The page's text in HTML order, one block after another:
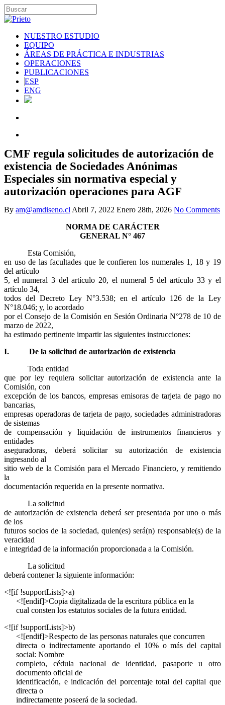
NUESTRO ESTUDIO
EQUIPO
ÁREAS DE PRÁCTICA E INDUSTRIAS
OPERACIONES
PUBLICACIONES
ESP
ENG
CMF regula solicitudes de autorización de
existencia de Sociedades Anónimas
Especiales sin normativa especial y
autorización operaciones para AGF
By am@amdiseno.clAbril 7, 2022 Enero 28th, 2026 No Comments
NORMA DE CARÁCTER
GENERAL N° 467
Esta Comisión,
en uso de las facultades que le confieren los numerales 1, 18 y 19
del artículo
5, el numeral 3 del artículo 20, el numeral 5 del artículo 33 y el
artículo 34,
todos del Decreto Ley N°3.538; en el artículo 126 de la Ley
N°18.046; y, lo acordado
por el Consejo de la Comisión en Sesión Ordinaria N°278 de 10 de
marzo de 2022,
ha estimado pertinente impartir las siguientes instrucciones:
I.
De la solicitud de autorización de existencia
Toda entidad
que por ley requiera solicitar autorización de existencia ante la
Comisión, con
excepción de los bancos, empresas emisoras de tarjeta de pago no
bancarias,
empresas operadoras de tarjeta de pago, sociedades administradoras
de sistemas
de compensación y liquidación de instrumentos financieros y
entidades
aseguradoras, deberá solicitar su autorización de existencia
ingresando al
sitio web de la Comisión para el Mercado Financiero, y remitiendo
la
documentación requerida en la presente normativa.
La solicitud
de autorización de existencia deberá ser presentada por uno o más
de los
futuros socios de la sociedad, quien(es) será(n) responsable(s) de la
veracidad
e integridad de la información proporcionada a la Comisión.
La solicitud
deberá contener la siguiente información:
<![if !supportLists]>a)
<![endif]>Copia digitalizada de la escritura pública en la
cual consten los estatutos sociales de la futura entidad.
<![if !supportLists]>b)
<![endif]>Respecto de las personas naturales que concurren
directa o indirectamente aportando el 10% o más del capital
social: Nombre
completo, cédula nacional de identidad, pasaporte u otro
documento oficial de
identificación, e indicación del porcentaje total del capital que
directa o
indirectamente poseerá de la sociedad.